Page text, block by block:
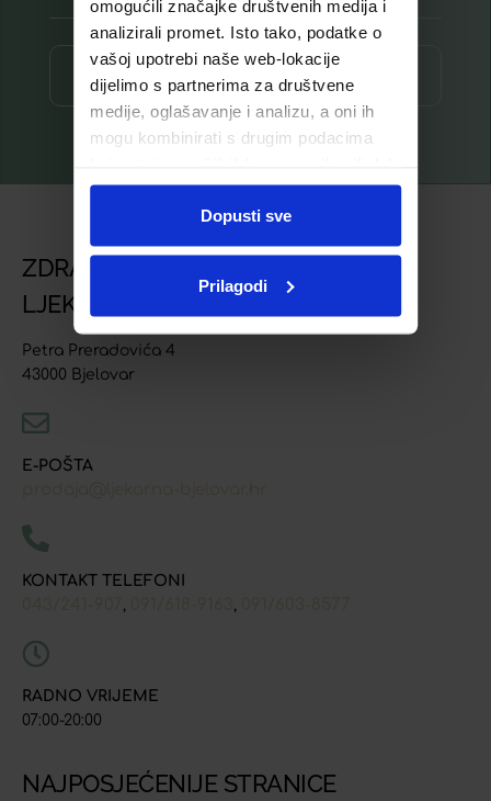
omogućili značajke društvenih medija i
analizirali promet. Isto tako, podatke o
vašoj upotrebi naše web-lokacije
dijelimo s partnerima za društvene
medije, oglašavanje i analizu, a oni ih
mogu kombinirati s drugim podacima
ste upotrebljavali njihove usluge.
Dopusti sve
Prilagodi
Prijava ⟶
ZDRAVSTVENA USTANOVA
LJEKARNA BJELOVAR
Petra Preradovića 4
43000 Bjelovar
E-POŠTA
KONTAKT TELEFONI
RADNO VRIJEME
07:00-20:00
NAJPOSJEĆENIJE STRANICE